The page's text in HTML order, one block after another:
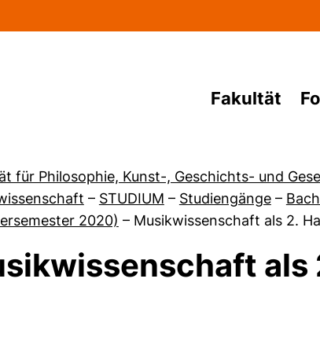
Fakultät
für Philosophie, Kunst-, Geschichts- und
– STUDIUM – Studiengänge –
2020) – Musikwissenschaft als 2.
Informationen für Studieninteressierteals